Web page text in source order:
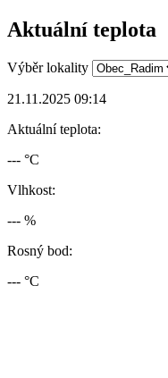
Aktuální teplota
Výběr lokality
21.11.2025 09:14
Aktuální teplota:
--- °C
Vlhkost:
--- %
Rosný bod:
--- °C